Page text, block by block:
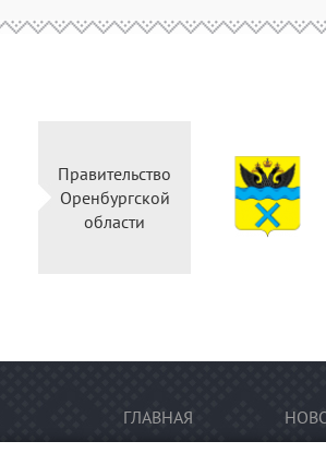
Правительство
Оренбургской
области
ГЛАВНАЯ